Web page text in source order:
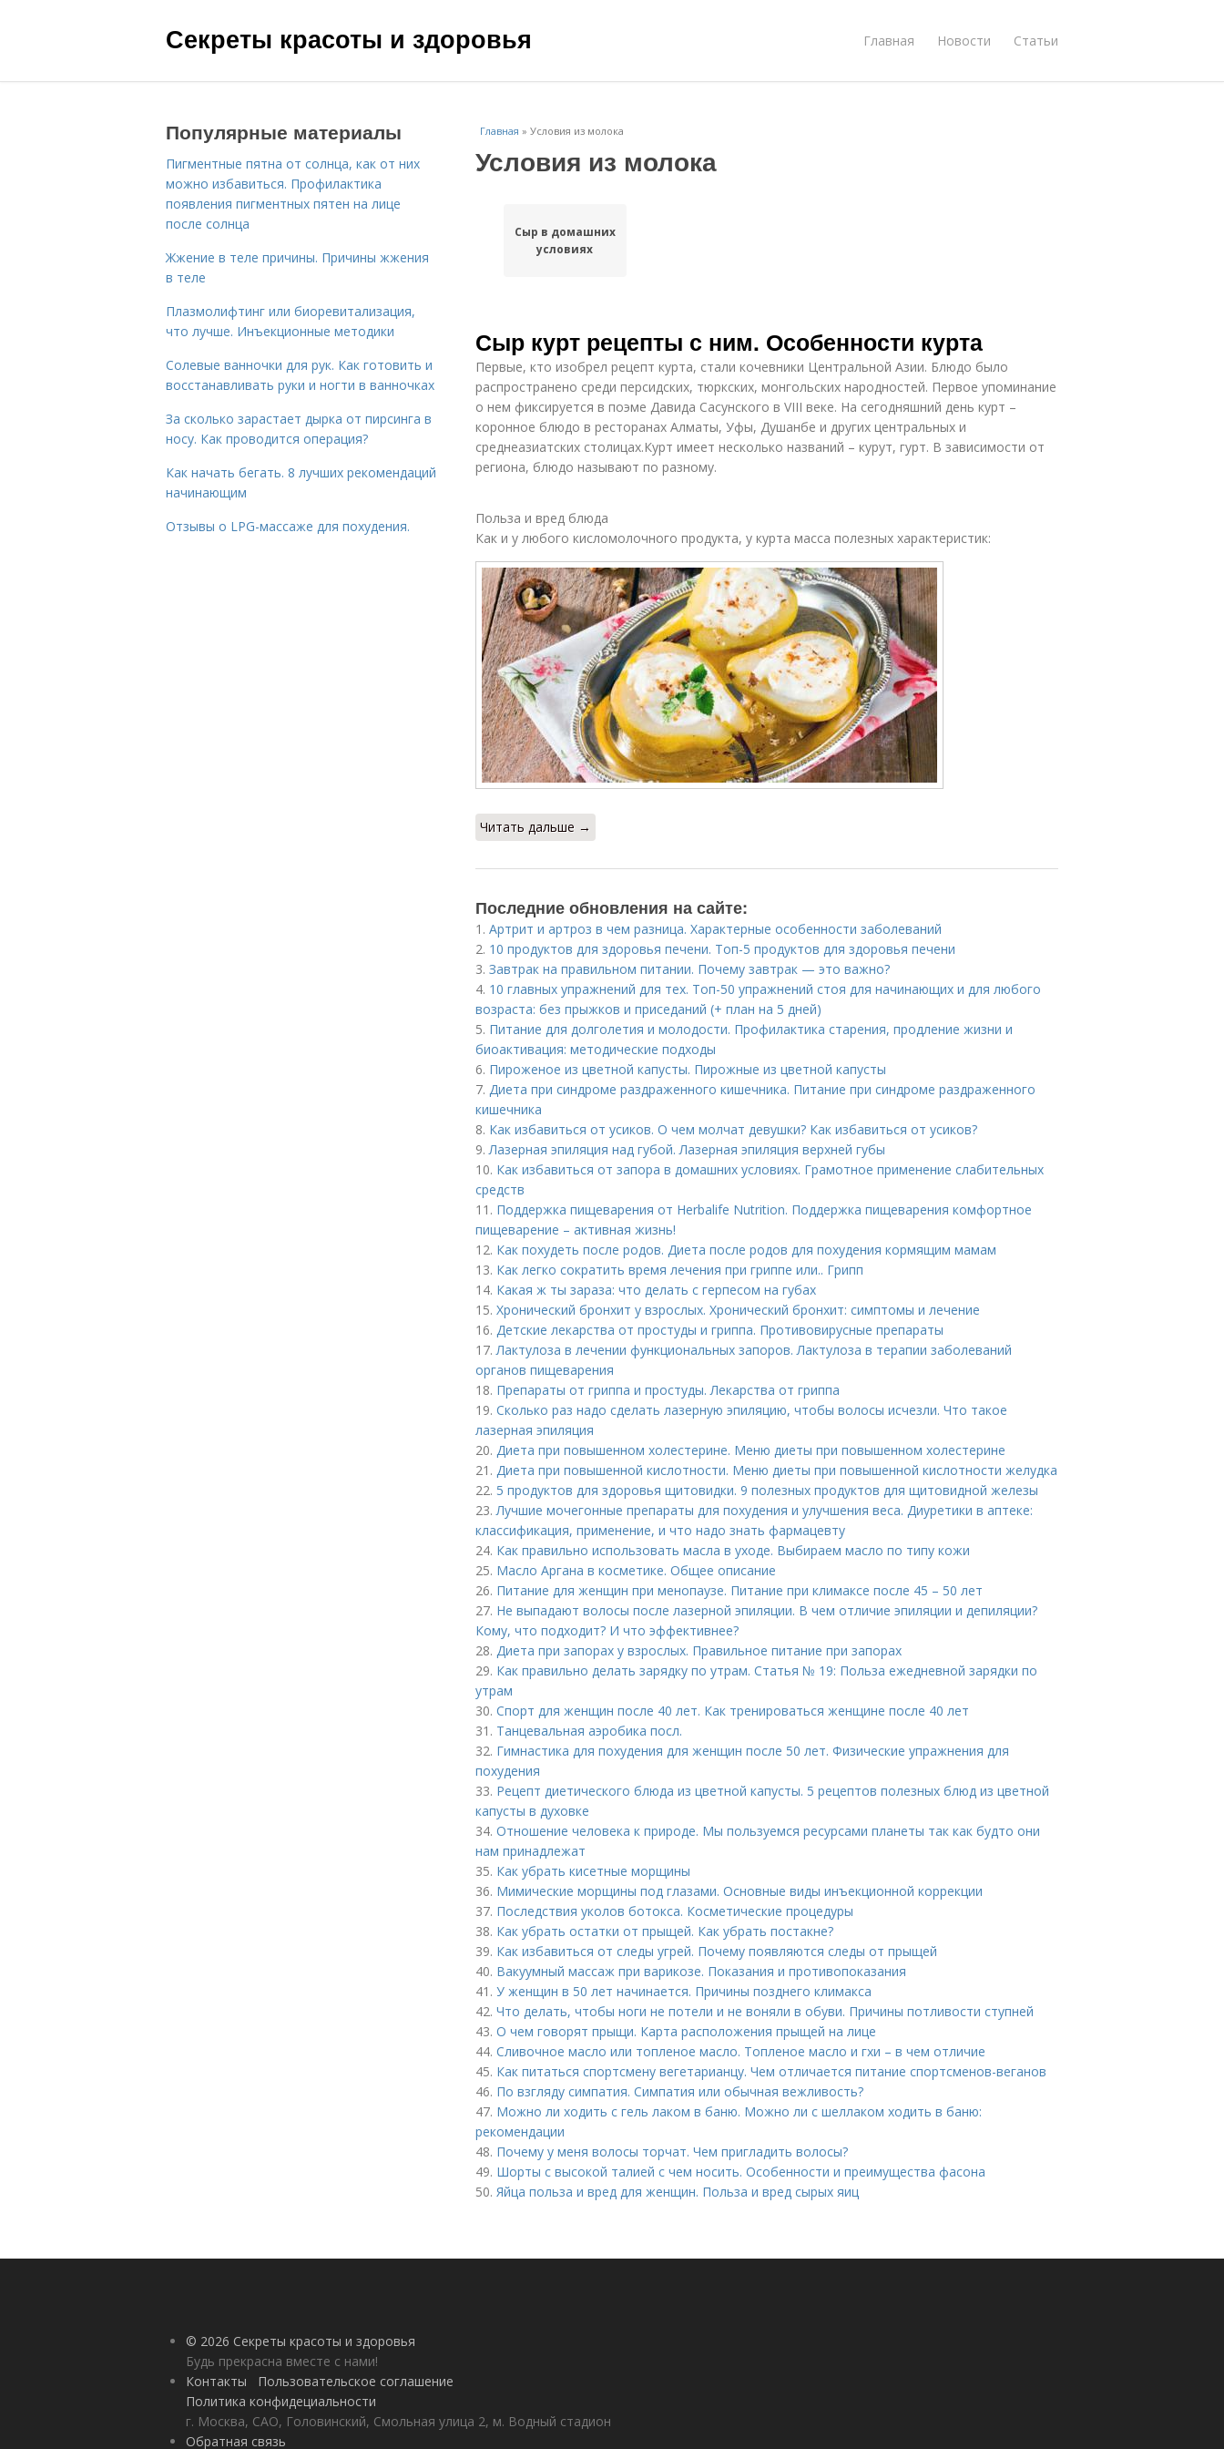
Секреты красоты и здоровья Главная Новости Статьи
Главная » Условия из молока
Условия из молока
Сыр в домашних
условиях
Сыр курт рецепты с ним. Особенности курта
Первые, кто изобрел рецепт курта, стали кочевники Центральной Азии. Блюдо было
распространено среди персидских, тюркских, монгольских народностей. Первое упоминание
о нем фиксируется в поэме Давида Сасунского в VIII веке. На сегодняшний день курт –
коронное блюдо в ресторанах Алматы, Уфы, Душанбе и других центральных и
среднеазиатских столицах.Курт имеет несколько названий – курут, гурт. В зависимости от
региона, блюдо называют по разному.
Польза и вред блюда
Как и у любого кисломолочного продукта, у курта масса полезных характеристик:
Читать дальше →
Последние обновления на сайте:
1. Артрит и артроз в чем разница. Характерные особенности заболеваний
2. 10 продуктов для здоровья печени. Топ-5 продуктов для здоровья печени
3. Завтрак на правильном питании. Почему завтрак — это важно?
4. 10 главных упражнений для тех. Топ-50 упражнений стоя для начинающих и для любого
возраста: без прыжков и приседаний (+ план на 5 дней)
5. Питание для долголетия и молодости. Профилактика старения, продление жизни и
биоактивация: методические подходы
6. Пироженое из цветной капусты. Пирожные из цветной капусты
7. Диета при синдроме раздраженного кишечника. Питание при синдроме раздраженного
кишечника
8. Как избавиться от усиков. О чем молчат девушки? Как избавиться от усиков?
9.Лазерная эпиляция над губой. Лазерная эпиляция верхней губы
10. Как избавиться от запора в домашних условиях. Грамотное применение слабительных
средств
11. Поддержка пищеварения от Herbalife Nutrition. Поддержка пищеварения комфортное
пищеварение – активная жизнь!
12. Как похудеть после родов. Диета после родов для похудения кормящим мамам
13. Как легко сократить время лечения при гриппе или.. Грипп
14. Какая ж ты зараза: что делать с герпесом на губах
15. Хронический бронхит у взрослых. Хронический бронхит: симптомы и лечение
16. Детские лекарства от простуды и гриппа. Противовирусные препараты
17.Лактулоза в лечении функциональных запоров. Лактулоза в терапии заболеваний
органов пищеварения
18. Препараты от гриппа и простуды. Лекарства от гриппа
19. Сколько раз надо сделать лазерную эпиляцию, чтобы волосы исчезли. Что такое
лазерная эпиляция
20. Диета при повышенном холестерине. Меню диеты при повышенном холестерине
21. Диета при повышенной кислотности. Меню диеты при повышенной кислотности желудка
22. 5 продуктов для здоровья щитовидки. 9 полезных продуктов для щитовидной железы
23.Лучшие мочегонные препараты для похудения и улучшения веса. Диуретики в аптеке:
классификация, применение, и что надо знать фармацевту
24. Как правильно использовать масла в уходе. Выбираем масло по типу кожи
25. Масло Аргана в косметике. Общее описание
26. Питание для женщин при менопаузе. Питание при климаксе после 45 – 50 лет
27. Не выпадают волосы после лазерной эпиляции. В чем отличие эпиляции и депиляции?
Кому, что подходит? И что эффективнее?
28. Диета при запорах у взрослых. Правильное питание при запорах
29. Как правильно делать зарядку по утрам. Статья № 19: Польза ежедневной зарядки по
утрам
30. Спорт для женщин после 40 лет. Как тренироваться женщине после 40 лет
31. Танцевальная аэробика посл.
32. Гимнастика для похудения для женщин после 50 лет. Физические упражнения для
похудения
33. Рецепт диетического блюда из цветной капусты. 5 рецептов полезных блюд из цветной
капусты в духовке
34. Отношение человека к природе. Мы пользуемся ресурсами планеты так как будто они
нам принадлежат
35. Как убрать кисетные морщины
36. Мимические морщины под глазами. Основные виды инъекционной коррекции
37. Последствия уколов ботокса. Косметические процедуры
38. Как убрать остатки от прыщей. Как убрать постакне?
39. Как избавиться от следы угрей. Почему появляются следы от прыщей
40. Вакуумный массаж при варикозе. Показания и противопоказания
41. У женщин в 50 лет начинается. Причины позднего климакса
42. Что делать, чтобы ноги не потели и не воняли в обуви. Причины потливости ступней
43. О чем говорят прыщи. Карта расположения прыщей на лице
44. Сливочное масло или топленое масло. Топленое масло и гхи – в чем отличие
45. Как питаться спортсмену вегетарианцу. Чем отличается питание спортсменов-веганов
46. По взгляду симпатия. Симпатия или обычная вежливость?
47. Можно ли ходить с гель лаком в баню. Можно ли с шеллаком ходить в баню:
рекомендации
48. Почему у меня волосы торчат. Чем пригладить волосы?
49. Шорты с высокой талией с чем носить. Особенности и преимущества фасона
50. Яйца польза и вред для женщин. Польза и вред сырых яиц
Популярные материалы
Пигментные пятна от солнца, как от них
можно избавиться. Профилактика
появления пигментных пятен на лице
после солнца
Жжение в теле причины. Причины жжения
в теле
Плазмолифтинг или биоревитализация,
что лучше. Инъекционные методики
Солевые ванночки для рук. Как готовить и
восстанавливать руки и ногти в ванночках
За сколько зарастает дырка от пирсинга в
носу. Как проводится операция?
Как начать бегать. 8 лучших рекомендаций
начинающим
Отзывы о LPG-массаже для похудения.
© 2026 Секреты красоты и здоровья
Будь прекрасна вместе с нами!
Контакты
Пользовательское соглашение
Политика конфидециальности
г. Москва, САО, Головинский, Смольная улица 2, м. Водный стадион
Обратная связь